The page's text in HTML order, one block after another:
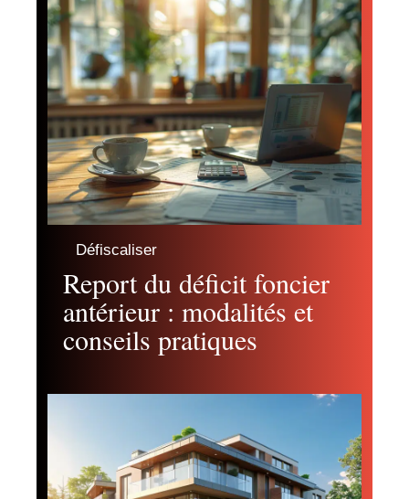
Défiscaliser
Report du déficit foncier
antérieur : modalités et
conseils pratiques